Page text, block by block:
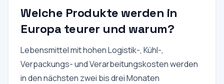
Welche Produkte werden in
Europa teurer und warum?
Lebensmittel mit hohen Logistik-, Kühl-,
Verpackungs- und Verarbeitungskosten werden
in den nächsten zwei bis drei Monaten